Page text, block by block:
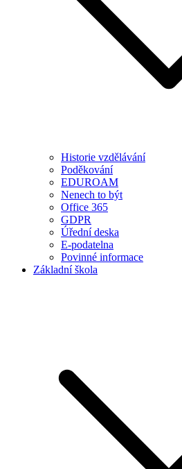
Historie vzdělávání
Poděkování
EDUROAM
Nenech to být
Office 365
GDPR
Úřední deska
E-podatelna
Povinné informace
Základní škola